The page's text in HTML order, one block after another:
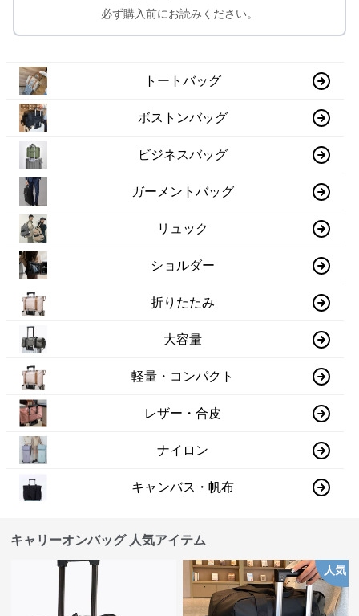
必ず購入前にお読みください。
トートバッグ
ボストンバッグ
ビジネスバッグ
ガーメントバッグ
リュック
ショルダー
折りたたみ
大容量
軽量・コンパクト
レザー・合皮
ナイロン
キャンバス・帆布
キャリーオンバッグ 人気アイテム
人気